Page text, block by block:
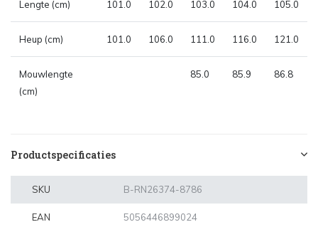
Lengte (cm) 101.0 102.0 103.0 104.0 105.0
Heup (cm) 101.0 106.0 111.0 116.0 121.0
Mouwlengte
(cm)
85.0 85.9 86.8
Productspecificaties
SKU B-RN26374-8786
EAN 5056446899024